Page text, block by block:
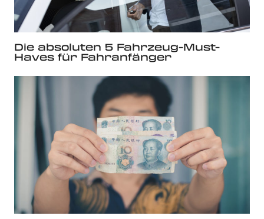
Die absoluten 5 Fahrzeug-Must-
Haves für Fahranfänger